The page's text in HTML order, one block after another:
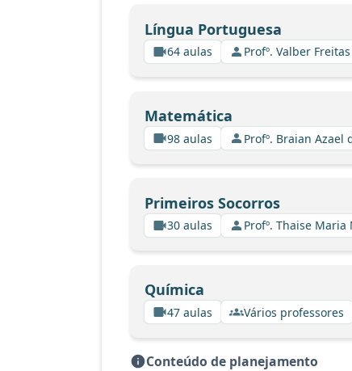
Língua Portuguesa
64 aulas Profº. Valber
Matemática
98 aulas Profº. Braian Azael
Primeiros Socorros
30 aulas Profº. Thaise
Química
47 aulas Vários professores
Conteúdo de planejamento